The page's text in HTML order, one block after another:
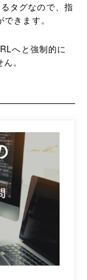
タグなので、指
きます。
へと強制的に
。